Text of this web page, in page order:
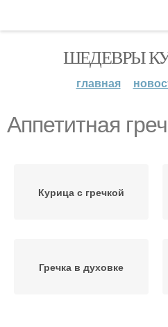
ШЕДЕВРЫ
главная
Аппетитная
Курица с гречкой
Гречка в духовке